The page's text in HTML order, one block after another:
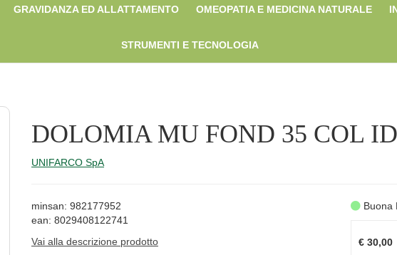
GRAVIDANZA ED ALLATTAMENTO OMEOPATIA E MEDICINA NATURALE
STRUMENTI E TECNOLOGIA
DOLOMIA MU FOND 35 COL
UNIFARCO SpA
minsan: 982177952
ean: 8029408122741
Vai alla descrizione prodotto
Buona
€ 30,00